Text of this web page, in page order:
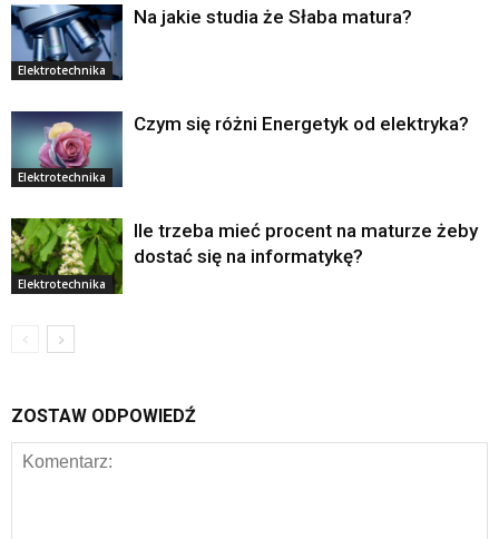
Elektrotechnika
Na jakie studia że Słaba matura?
Elektrotechnika
Czym się różni Energetyk od elektryka?
Elektrotechnika
Ile trzeba mieć procent na maturze żeby
dostać się na informatykę?
ZOSTAW ODPOWIEDŹ